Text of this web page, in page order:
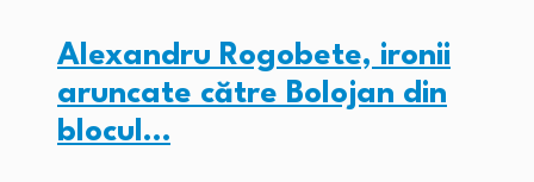
Alexandru Rogobete, ironii
aruncate către Bolojan din
blocul…